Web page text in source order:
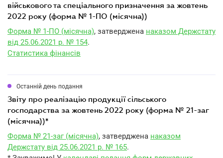
військового та спеціального призначення за жовтень
2022 року (форма № 1-ПО (місячна))
Форма № 1-ПО (місячна), затверджена наказом Держстату
від 25.06.2021 р. № 154.
Статистика фінансів
Останній день подання
звіту про реалізацію продукції сільського
господарства за жовтень 2022 року (форма № 21-заг
(місячна))*
Форма № 21-заг (місячна), затверджена наказом
Держстату від 25.06.2021 р. № 165.